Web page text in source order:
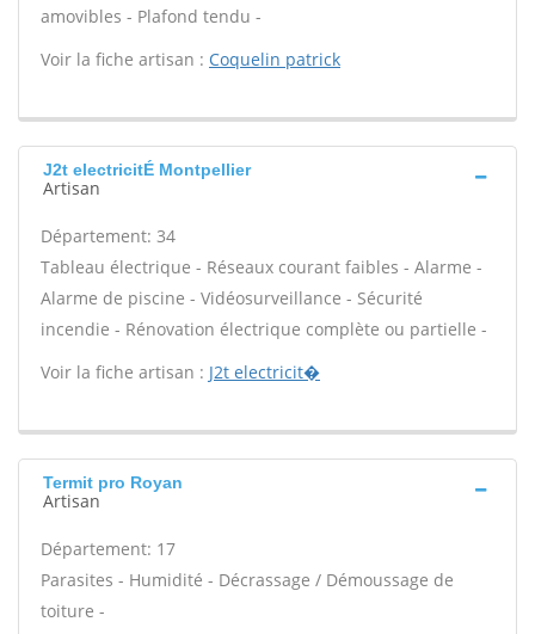
amovibles - Plafond tendu -
Voir la fiche artisan : Coquelin patrick
J2t electricitÉ Montpellier
Artisan
Département: 34
Tableau électrique - Réseaux courant faibles - Alarme -
Alarme de piscine - Vidéosurveillance - Sécurité
incendie - Rénovation électrique complète ou partielle -
Voir la fiche artisan : J2t electricit�
Termit pro Royan
Artisan
Département: 17
Parasites - Humidité - Décrassage / Démoussage de
toiture -